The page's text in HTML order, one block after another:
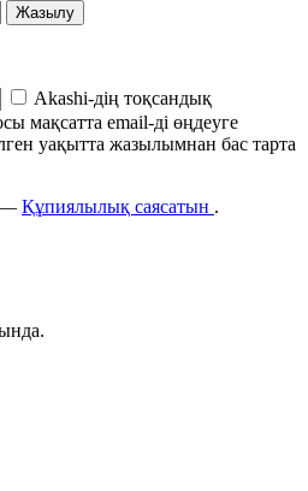
Жазылу
Akashi-дің тоқсандық
мақсатта email-ді өңдеуге
уақытта жазылымнан бас тарта
— Құпиялылық саясатын .